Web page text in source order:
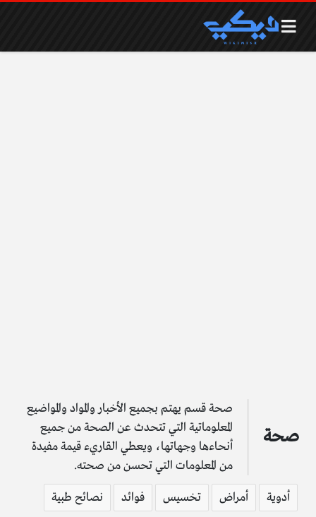
صحة
صحة قسم يهتم بجميع الأخبار والمواد والمواضيع
المعلوماتية التي تتحدث عن الصحة من جميع
أنحاءها وجهاتها، ويعطي القاريء قيمة مفيدة
من المعلومات التي تحسن من صحته.
أدوية أمراض تخسيس فوائد نصائح طبية